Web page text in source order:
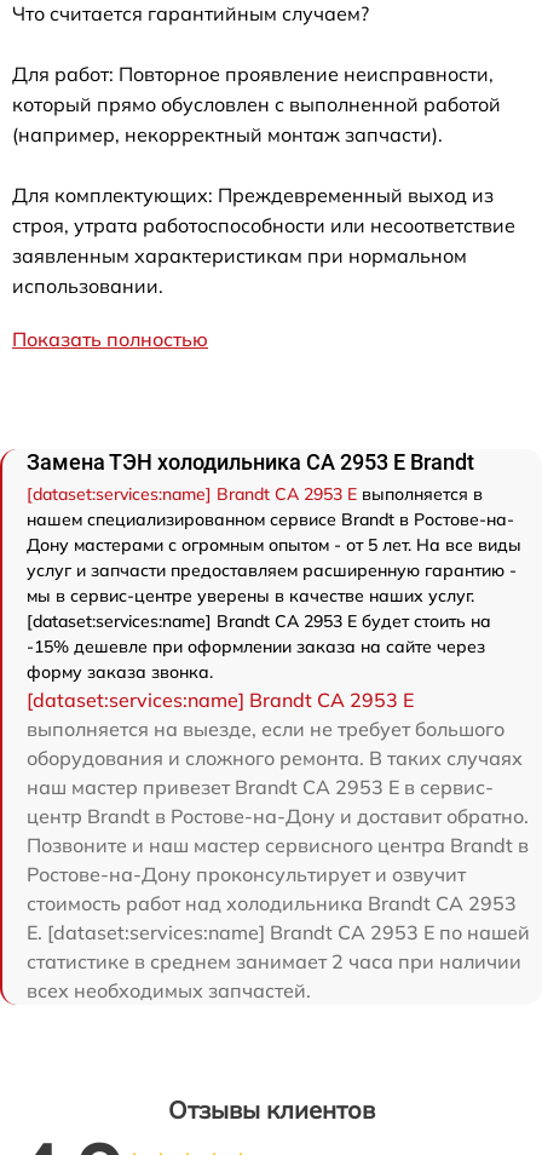
Что считается гарантийным случаем?
Для работ: Повторное проявление неисправности,
который прямо обусловлен с выполненной работой
(например, некорректный монтаж запчасти).
Для комплектующих: Преждевременный выход из
строя, утрата работоспособности или несоответствие
заявленным характеристикам при нормальном
использовании.
Показать полностью
Замена ТЭН холодильника CA 2953 E Brandt
[dataset:services:name] Brandt CA 2953 E выполняется в
нашем специализированном сервисе Brandt в Ростове-на-
Дону мастерами с огромным опытом - от 5 лет. На все виды
услуг и запчасти предоставляем расширенную гарантию -
мы в сервис-центре уверены в качестве наших услуг.
[dataset:services:name] Brandt CA 2953 E будет стоить на
-15% дешевле при оформлении заказа на сайте через
форму заказа звонка.
[dataset:services:name] Brandt CA 2953 E
выполняется на выезде, если не требует большого
оборудования и сложного ремонта. В таких случаях
наш мастер привезет Brandt CA 2953 E в сервис-
центр Brandt в Ростове-на-Дону и доставит обратно.
Позвоните и наш мастер сервисного центра Brandt в
Ростове-на-Дону проконсультирует и озвучит
стоимость работ над холодильника Brandt CA 2953
E. [dataset:services:name] Brandt CA 2953 E по нашей
статистике в среднем занимает 2 часа при наличии
всех необходимых запчастей.
Отзывы клиентов